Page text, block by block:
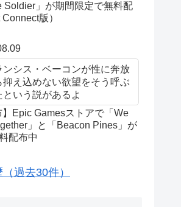
Soldier」が期間限定で無料配
版）
ンシス・ベーコンが性に奔放
抑え込めない欲望をそう呼ぶ
いう説があるよ
】Epic Gamesストアで「We
」と「Beacon Pines」が
配布中
過去30件）